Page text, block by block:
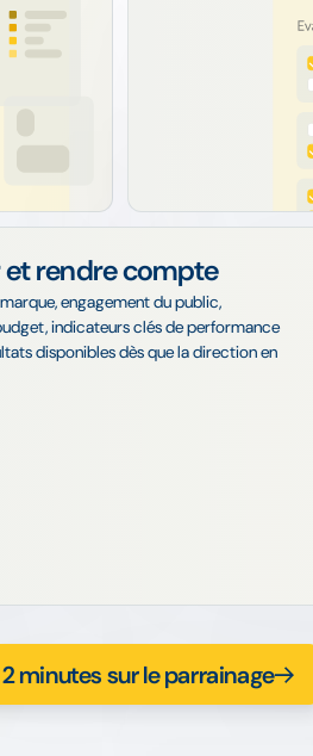
et rendre compte
engagement du public,
indicateurs clés de performance
disponibles dès que la direction en
minutes sur le parrainage